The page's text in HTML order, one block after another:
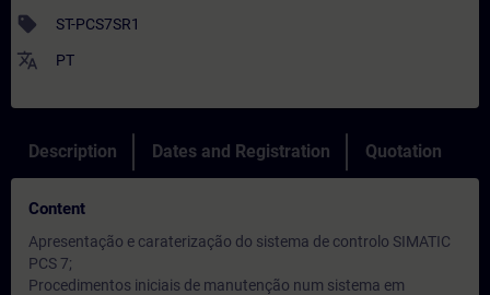
sell ST-PCS7SR1
translate PT
Description Dates and Registration Quotation
Content
Apresentação e caraterização do sistema de controlo SIMATIC
PCS 7;
Procedimentos iniciais de manutenção num sistema em